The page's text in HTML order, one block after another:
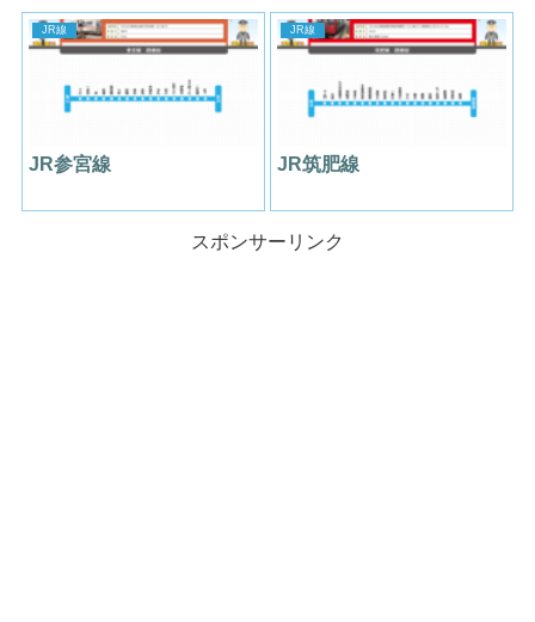
JR線
JR参宮線
JR線
JR筑肥線
スポンサーリンク